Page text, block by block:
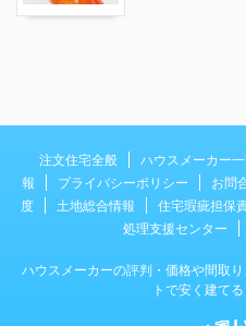
注文住宅全般 ハウスメーカー
報
プライバシーポリシー お問
度
土地総合情報 住宅瑕疵担保
処理支援センター
ハウスメーカーの評判・価格や間取
トで安く建て